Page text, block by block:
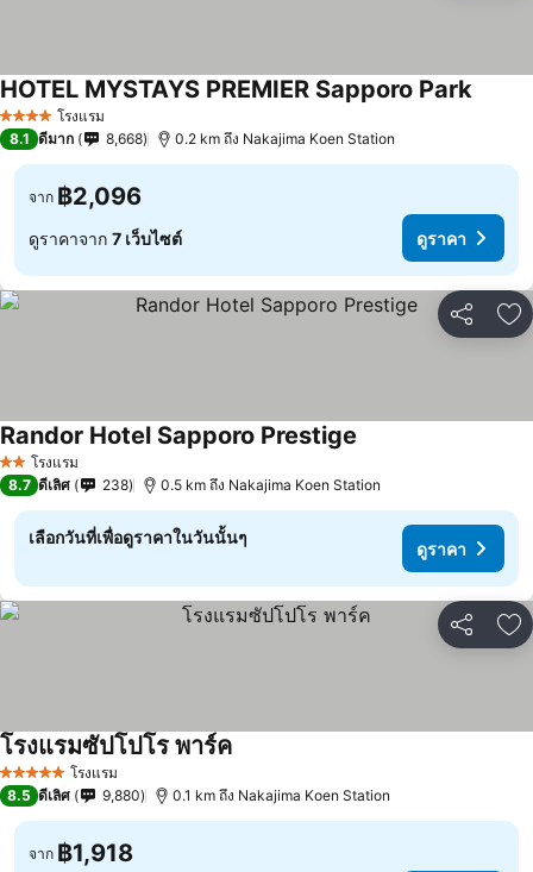
4 ดาว โรงแรม
HOTEL MYSTAYS PREMIER Sapporo Park
8.1 ดีมาก 8,668 0.2 km ถึง Nakajima Koen Station
จาก ฿2,096
ดูราคาจาก 7 เว็บไซต์ ดูราคา
แชร์ เ
2 ดาวโรงแรม
Randor Hotel Sapporo Prestige
8.7 ดีเลิศ 238 0.5 km ถึง Nakajima Koen Station
เลือกวันที่เพื่อดูราคาในวันนั้นๆ
ดูราคา
แชร์ เ
5 ดาว โรงแรม
โรงแรมซัปโปโร พาร์ค
8.5 ดีเลิศ 9,880 0.1 km ถึง Nakajima Koen Station
จาก ฿1,918